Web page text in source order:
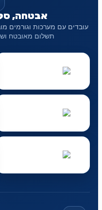
אבטחה,
עובדים עם מערכות וגורמים
תשלום מאובטח